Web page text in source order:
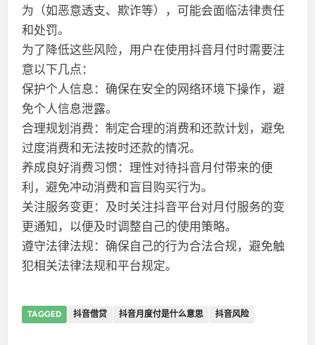
为（如恶意透支、欺诈等），可能会面临法律责任
和处罚。
为了降低这些风险，用户在使用抖音月付时需要注
意以下几点：
保护个人信息：确保在安全的网络环境下操作，避
免个人信息泄露。
合理规划消费：制定合理的消费和还款计划，避免
过度消费和无法按时还款的情况。
养成良好消费习惯：理性对待抖音月付带来的便
利，避免冲动消费和盲目购买行为。
关注服务变更：及时关注抖音平台对月付服务的变
更通知，以便及时调整自己的使用策略。
遵守法律法规：确保自己的行为合法合规，避免触
犯相关法律法规和平台规定。
TAGGED 抖音借贷 抖音月度付是什么意思 抖音风险